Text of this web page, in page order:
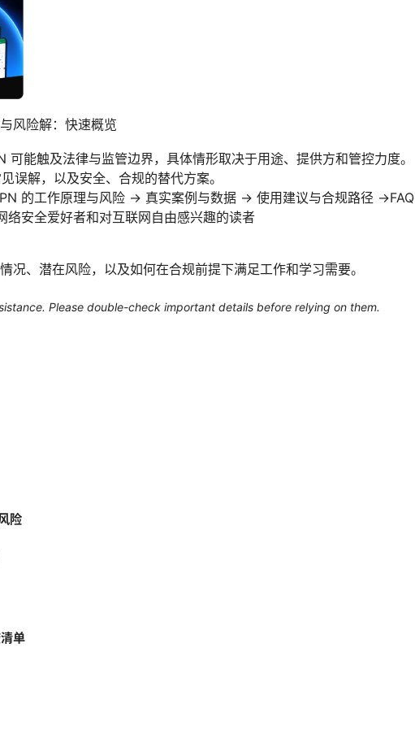
风险解：快速概览
能触及法律与监管边界，具体情形取决于用途、提供方和管控力度。
误解，以及安全、合规的替代方案。
的工作原理与风险 → 真实案例与数据 → 使用建议与合规路径 →FAQ
安全爱好者和对互联网自由感兴趣的读者
、潜在风险，以及如何在合规前提下满足工作和学习需要。
Please double-check important details before relying on them.
险
单